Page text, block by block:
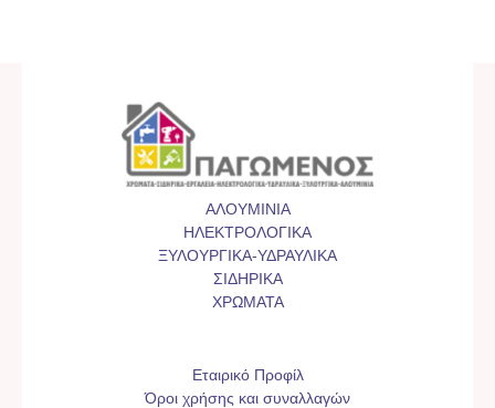
ΑΛΟΥΜΙΝΙΑ
ΗΛΕΚΤΡΟΛΟΓΙΚΑ
ΞΥΛΟΥΡΓΙΚΑ-ΥΔΡΑΥΛΙΚΑ
ΣΙΔΗΡΙΚΑ
ΧΡΩΜΑΤΑ
Εταιρικό Προφίλ
Όροι χρήσης και συναλλαγών